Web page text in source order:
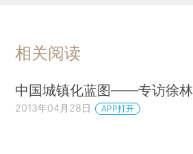
相关阅读
中国城镇化蓝图——专访徐林
2013年04月28日 APP打开